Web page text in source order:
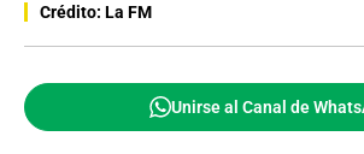
Crédito: La FM
Unirse al Canal de